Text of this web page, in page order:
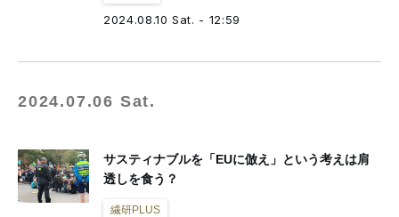
2024.08.10 Sat. - 12:59
2024.07.06 Sat.
サスティナブルを「EUに倣え」という考えは肩
透しを食う？
繊研PLUS